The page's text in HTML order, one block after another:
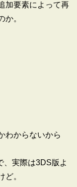
加要素によって再
か。
わからないから
、実際は3DS版よ
ど。